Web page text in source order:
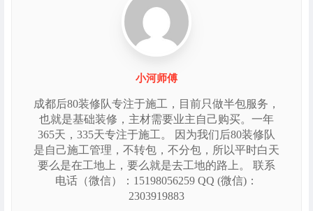
小河师傅
成都后80装修队专注于施工，目前只做半包服务，
也就是基础装修，主材需要业主自己购买。一年
365天，335天专注于施工。 因为我们后80装修队
是自己施工管理，不转包，不分包，所以平时白天
要么是在工地上，要么就是去工地的路上。 联系
电话（微信）：15198056259 QQ (微信)：
2303919883